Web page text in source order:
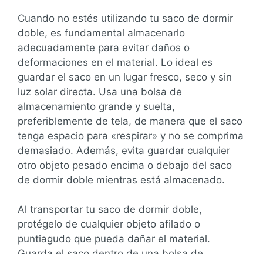
Cuando no estés utilizando tu saco de dormir
doble, es fundamental almacenarlo
adecuadamente para evitar daños o
deformaciones en el material. Lo ideal es
guardar el saco en un lugar fresco, seco y sin
luz solar directa. Usa una bolsa de
almacenamiento grande y suelta,
preferiblemente de tela, de manera que el saco
tenga espacio para «respirar» y no se comprima
demasiado. Además, evita guardar cualquier
otro objeto pesado encima o debajo del saco
de dormir doble mientras está almacenado.
Al transportar tu saco de dormir doble,
protégelo de cualquier objeto afilado o
puntiagudo que pueda dañar el material.